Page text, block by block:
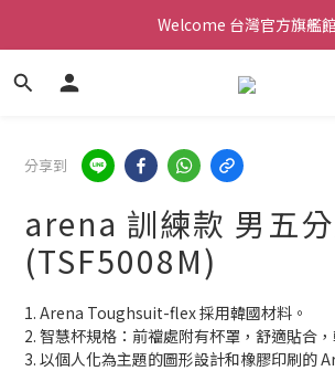
Welcome 台灣官方旗艦
Welcome 台灣官方旗艦
新會員加入現領折價200元。立即
分享到
arena 訓練款 男五
(TSF5008M)
1. Arena Toughsuit-flex 採用韓國材料。
2. 智慧杯規格：前襠處附有杯罩，舒適貼合，
3. 以個人化為主題的圖形設計和橡膠印刷的